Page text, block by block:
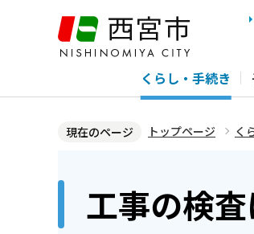
ジ
くらし・手続き
現在のページ トップページ く
工事の検